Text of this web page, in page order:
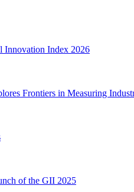
Innovation Index 2026
Frontiers in Measuring
of the GII 2025